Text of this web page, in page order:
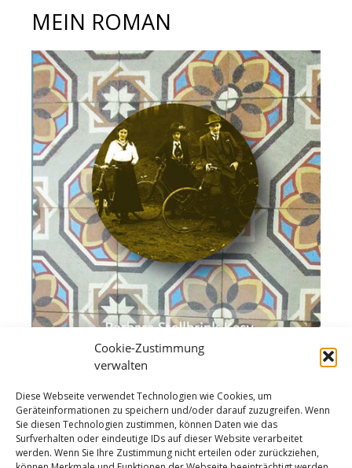
Cookie-Zustimmung
verwalten
Diese Webseite verwendet Technologien wie Cookies, um
Geräteinformationen zu speichern und/oder darauf zuzugreifen. Wenn
Sie diesen Technologien zustimmen, können Daten wie das
Surfverhalten oder eindeutige IDs auf dieser Website verarbeitet
werden. Wenn Sie Ihre Zustimmung nicht erteilen oder zurückziehen,
MEIN ROMAN